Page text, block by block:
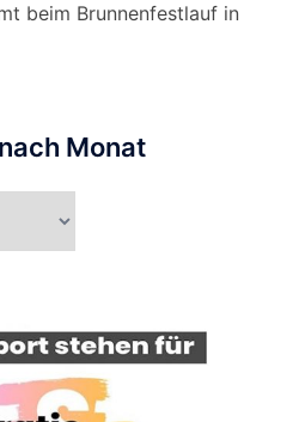
beim Brunnenfestlauf in
Monat